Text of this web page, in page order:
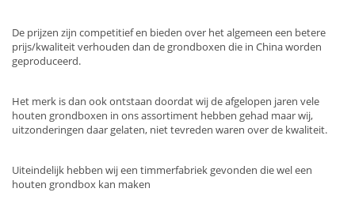
De prijzen zijn competitief en bieden over het algemeen een betere
prijs/kwaliteit verhouden dan de grondboxen die in China worden
geproduceerd.
Het merk is dan ook ontstaan doordat wij de afgelopen jaren vele
houten grondboxen in ons assortiment hebben gehad maar wij,
uitzonderingen daar gelaten, niet tevreden waren over de kwaliteit.
Uiteindelijk hebben wij een timmerfabriek gevonden die wel een
houten grondbox kan maken